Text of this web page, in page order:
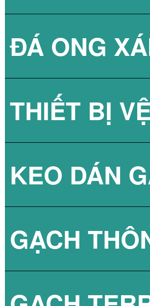
GẠCH
GẠCH
GẠCH
ĐÁ ONG
THIẾT BỊ
SEN TẮM
VÒI CHẬU
KEO DÁN
KEO DÁN
GẠCH